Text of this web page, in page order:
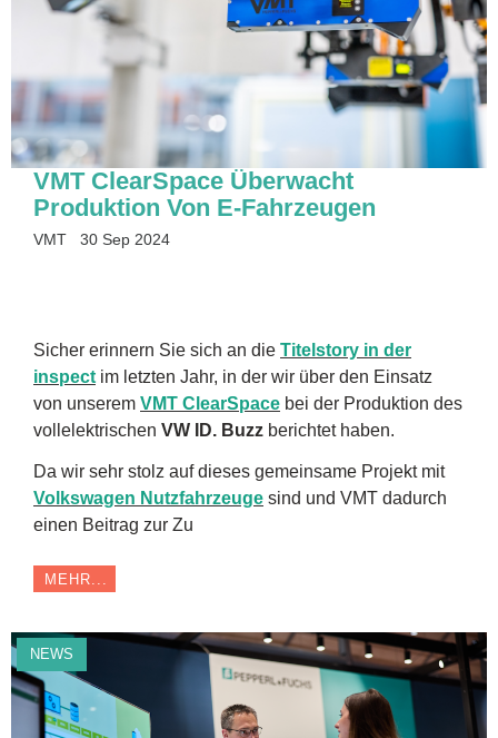
VMT ClearSpace Überwacht
Produktion Von E-Fahrzeugen
VMT 30 Sep 2024
Sicher erinnern Sie sich an die Titelstory in der
inspect im letzten Jahr, in der wir über den Einsatz
von unserem VMT ClearSpace bei der Produktion des
vollelektrischen VW ID. Buzz berichtet haben.
Da wir sehr stolz auf dieses gemeinsame Projekt mit
Volkswagen Nutzfahrzeuge sind und VMT dadurch
einen Beitrag zur Zu
MEHR...
NEWS